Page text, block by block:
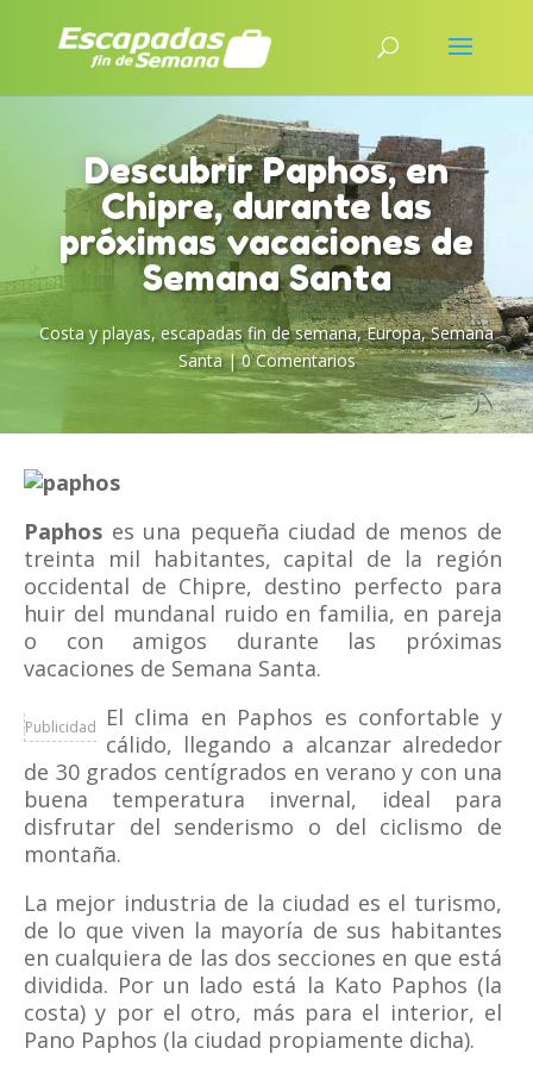
Descubrir Paphos, en
Chipre, durante las
próximas vacaciones de
Semana Santa
Costa y playas, escapadas fin de semana,Europa,Semana
Santa|0 Comentarios
Paphos es una pequeña ciudad de menos de
treinta mil habitantes, capital de la región
occidental de Chipre, destino perfecto para
huir del mundanal ruido en familia, en pareja
o con amigos durante las próximas
vacaciones de Semana Santa.
Publicidad
El clima en Paphos es confortable y
cálido, llegando a alcanzar alrededor
de 30 grados centígrados en verano y con una
buena temperatura invernal, ideal para
disfrutar del senderismo o del ciclismo de
montaña.
La mejor industria de la ciudad es el turismo,
de lo que viven la mayoría de sus habitantes
en cualquiera de las dos secciones en que está
dividida. Por un lado está la Kato Paphos (la
costa) y por el otro, más para el interior, el
Pano Paphos (la ciudad propiamente dicha).